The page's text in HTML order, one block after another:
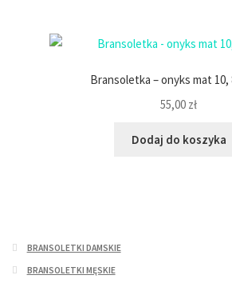
Bransoletka – onyks mat 10,
55,00 zł
Dodaj do koszyka
BRANSOLETKI DAMSKIE
BRANSOLETKI MĘSKIE